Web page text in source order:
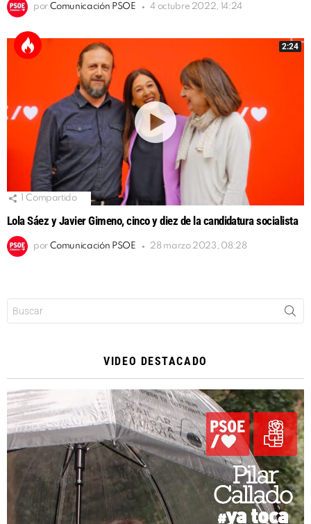
por Comunicación PSOE 4 octubre 2022, 14:24
2:24
Compartido
Lola Sáez y Javier Gimeno, cinco y diez de la candidatura socialista
por Comunicación PSOE 28 marzo 2023, 08:28
VIDEO DESTACADO
Reproductor
de
vídeo